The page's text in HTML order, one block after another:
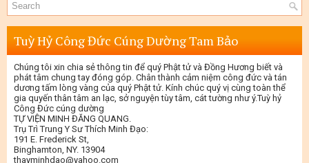
Tuỳ Hỷ Công Đức Cúng Dường Tam Bảo
Chúng tôi xin chia sẻ thông tin để quý Phật tử và Đồng Hương biết và
phát tâm chung tay đóng góp. Chân thành cảm niệm công đức và tán
dương tấm lòng vàng của quý Phật tử. Kính chúc quý vị cùng toàn thể
gia quyến thân tâm an lạc, sở nguyện tùy tâm, cát tường như ý.Tuỳ hỷ
Công Đức cúng dường
TỰ VIỆN MINH ĐĂNG QUANG.
Trụ Trì Trung Y Sư Thích Minh Đạo:
191 E. Frederick St,
Binghamton, NY. 13904
thayminhdao@yahoo.com